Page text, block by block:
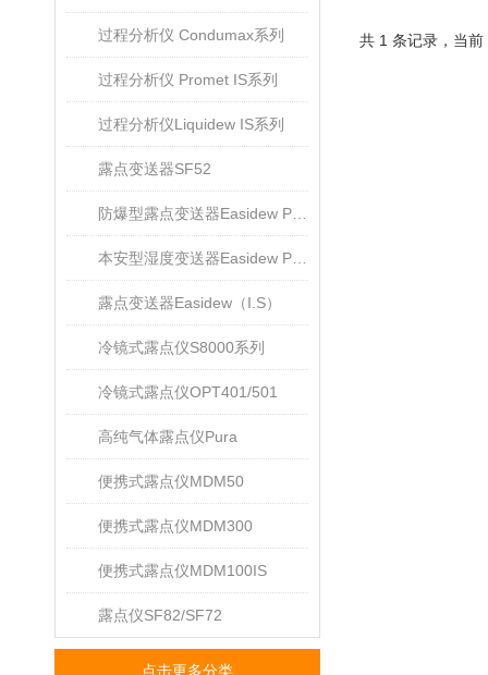
过程分析仪 Condumax系列
过程分析仪 Promet IS系列
过程分析仪Liquidew IS系列
露点变送器SF52
露点变送器Easidew（I.S）
冷镜式露点仪S8000系列
冷镜式露点仪OPT401/501
高纯气体露点仪Pura
便携式露点仪MDM50
便携式露点仪MDM300
便携式露点仪MDM100IS
露点仪SF82/SF72
点击更多分类
共 1 条记录，当